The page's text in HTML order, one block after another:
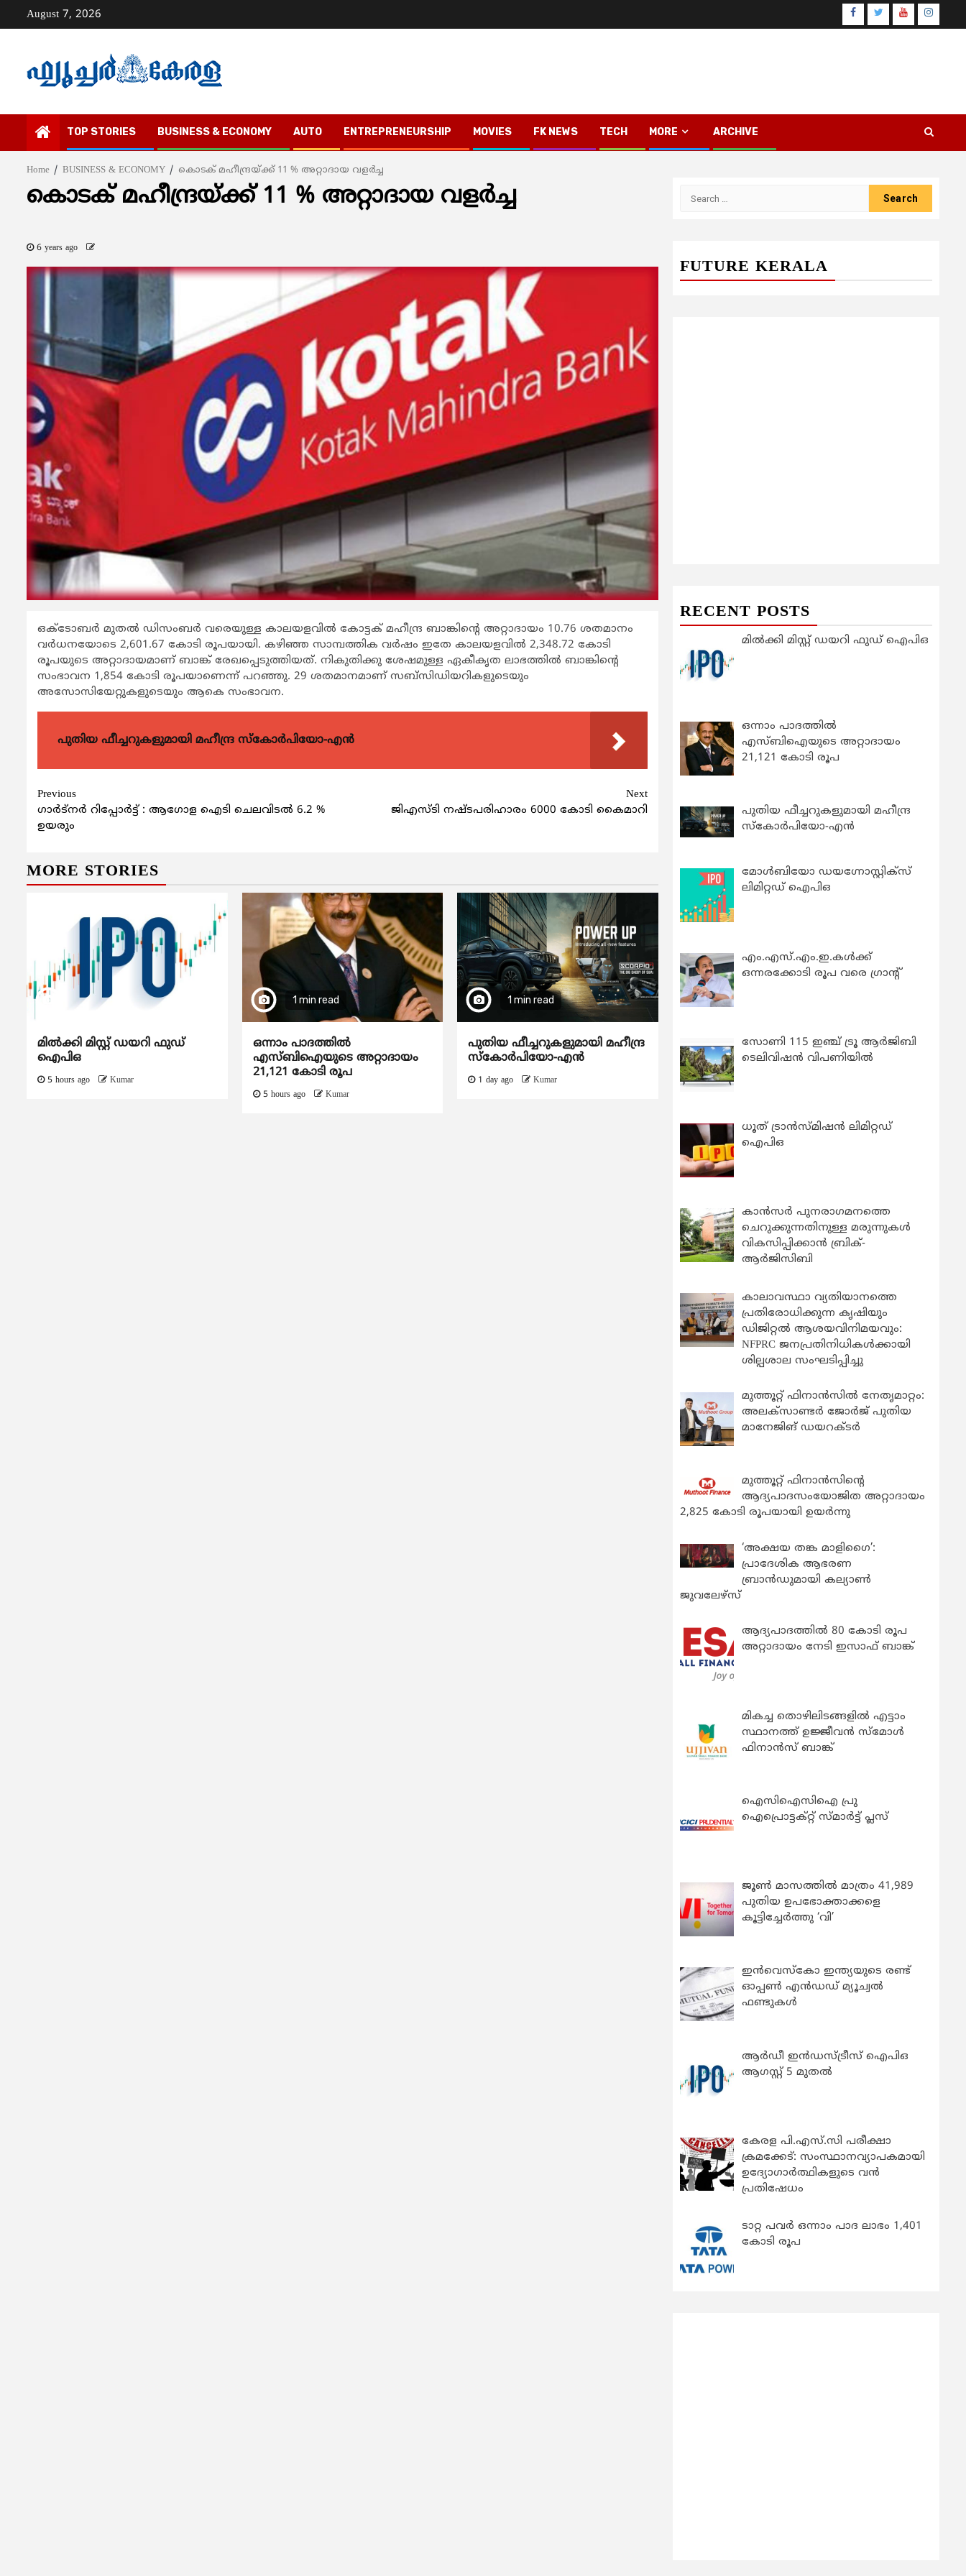
August 7, 2026 Facebook
TwitterYoutube
TOP STORIES BUSINESS & ECONOMY AUTO ENTREPRENEURSHIP MOVIES FK NEWS TECH MORE ARCHIVE
Home BUSINESS & ECONOMY കൊടക് മഹീന്ദ്രയ്ക്ക് 11 % അറ്റാദായ വളര്‍ച്ച
കൊടക് മഹീന്ദ്രയ്ക്ക് 11 % അറ്റാദായ വളര്‍ച്ച
6 years ago
ഒക്ടോബര്‍ മുതല്‍ ഡിസംബര്‍ വരെയുള്ള കാലയളവില്‍ കോട്ടക് മഹീന്ദ്ര ബാങ്കിന്റെ അറ്റാദായം 10.76 ശതമാനം
വര്‍ധനയോടെ 2,601.67 കോടി രൂപയായി. കഴിഞ്ഞ സാമ്പത്തിക വര്‍ഷം ഇതേ കാലയളവില്‍ 2,348.72 കോടി
രൂപയുടെ അറ്റാദായമാണ് ബാങ്ക് രേഖപ്പെടുത്തിയത്. നികുതിക്കു ശേഷമുള്ള ഏകീകൃത ലാഭത്തില്‍ ബാങ്കിന്റെ
സംഭാവന 1,854 കോടി രൂപയാണെന്ന് പറഞ്ഞു. 29 ശതമാനമാണ് സബ്‌സിഡിയറികളുടെയും
അസോസിയേറ്റുകളുടെയും ആകെ സംഭാവന.
പുതിയ ഫീച്ചറുകളുമായി മഹീന്ദ്ര സ്കോർപിയോ-എൻ
Continue
Reading
Previous
ഗാര്‍ട്‌നര്‍ റിപ്പോര്‍ട്ട് : ആഗോള ഐടി ചെലവിടല്‍ 6.2 %
ഉയരും
Next
ജിഎസ്ടി നഷ്ടപരിഹാരം 6000 കോടി കൈമാറി
MORE STORIES
മിൽക്കി മിസ്റ്റ് ഡയറി ഫുഡ്
ഐപിഒ
5 hours ago Kumar
1 min read
ഒന്നാം പാദത്തിൽ
എസ്ബിഐയുടെ അറ്റാദായം
21,121 കോടി രൂപ
5 hours ago Kumar
1 min read
പുതിയ ഫീച്ചറുകളുമായി മഹീന്ദ്ര
സ്കോർപിയോ-എൻ
1 day ago Kumar
FUTURE KERALA
RECENT POSTS
മിൽക്കി മിസ്റ്റ് ഡയറി ഫുഡ് ഐപിഒ
ഒന്നാം പാദത്തിൽ
എസ്ബിഐയുടെ അറ്റാദായം
21,121 കോടി രൂപ
പുതിയ ഫീച്ചറുകളുമായി മഹീന്ദ്ര
സ്കോർപിയോ-എൻ
മോൾബിയോ ഡയഗ്നോസ്റ്റിക്സ്
ലിമിറ്റഡ് ഐപിഒ
എം.എസ്.എം.ഇ.കൾക്ക്
ഒന്നരക്കോടി രൂപ വരെ ഗ്രാന്റ്
സോണി 115 ഇഞ്ച് ട്രൂ ആർജിബി
ടെലിവിഷൻ വിപണിയിൽ
ധൂത് ട്രാൻസ്മിഷൻ ലിമിറ്റഡ്
ഐപിഒ
കാന്‍സര്‍ പുനരാഗമനത്തെ
ചെറുക്കുന്നതിനുള്ള മരുന്നുകള്‍
വികസിപ്പിക്കാന്‍ ബ്രിക്-
ആര്‍ജിസിബി
കാലാവസ്ഥാ വ്യതിയാനത്തെ
പ്രതിരോധിക്കുന്ന കൃഷിയും
ഡിജിറ്റൽ ആശയവിനിമയവും:
NFPRC ജനപ്രതിനിധികൾക്കായി
ശില്പശാല സംഘടിപ്പിച്ചു
മുത്തൂറ്റ് ഫിനാൻസിൽ നേതൃമാറ്റം:
അലക്സാണ്ടർ ജോർജ് പുതിയ
മാനേജിങ് ഡയറക്ടർ
മുത്തൂറ്റ് ഫിനാൻസിന്റെ
ആദ്യപാദസംയോജിത അറ്റാദായം
2,825 കോടി രൂപയായി ഉയർന്നു
‘അക്ഷയ തങ്ക മാളിഗൈ’:
പ്രാദേശിക ആഭരണ
ബ്രാന്‍ഡുമായി കല്യാണ്‍
ജുവലേഴ്‌സ്
ആദ്യപാദത്തിൽ 80 കോടി രൂപ
അറ്റാദായം നേടി ഇസാഫ് ബാങ്ക്
മികച്ച തൊഴിലിടങ്ങളിൽ എട്ടാം
സ്ഥാനത്ത് ഉജ്ജീവൻ സ്മോൾ
ഫിനാൻസ് ബാങ്ക്
ഐസിഐസിഐ പ്രു
ഐപ്രൊട്ടക്റ്റ് സ്മാർട്ട് പ്ലസ്
ജൂൺ മാസത്തിൽ മാത്രം 41,989
പുതിയ ഉപഭോക്താക്കളെ
കൂട്ടിച്ചേർത്തു ‘വി’
ഇന്‍വെസ്കോ ഇന്ത്യയുടെ രണ്ട്
ഓപ്പണ്‍ എന്‍ഡഡ് മ്യൂച്വല്‍
ഫണ്ടുകള്‍
ആർഡീ ഇൻഡസ്ട്രീസ് ഐപിഒ
ആഗസ്റ്റ് 5 മുതൽ
കേരള പി.എസ്.സി പരീക്ഷാ
ക്രമക്കേട്: സംസ്ഥാനവ്യാപകമായി
ഉദ്യോഗാര്‍ത്ഥികളുടെ വന്‍
പ്രതിഷേധം
ടാറ്റ പവർ ഒന്നാം പാദ ലാഭം 1,401
കോടി രൂപ